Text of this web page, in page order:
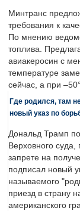
Минтранс
требования к
По мнению
топлива.
авиакеросин с
температуре
сейчас, а при
Где родился, там
новый указ по
Дональд Трамп
Верховного
запрете на
подписал новый
называемого
приезд в страну
американского